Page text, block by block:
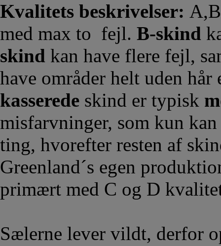
Kvalitets beskrivelser:
med max to fejl. B-skind
skind kan have flere fejl,
have områder helt uden
kasserede skind er typisk
misfarvninger, som kun
ting, hvorefter resten af
Greenland´s egen
primært med C og D
Sælerne lever vildt, derfor